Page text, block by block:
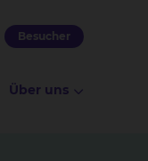
Besucher
Über uns